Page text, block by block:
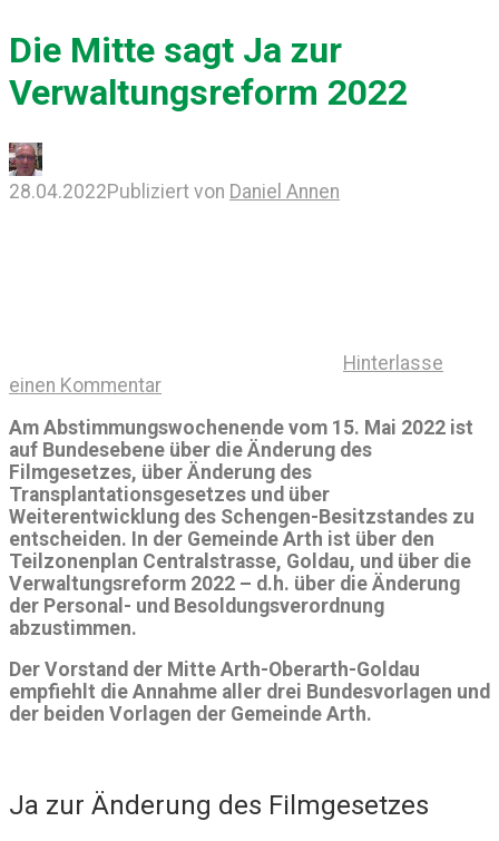
Die Mitte sagt Ja zur
Verwaltungsreform 2022
28.04.2022Publiziert von Daniel Annen
Hinterlasse
einen Kommentar
Am Abstimmungswochenende vom 15. Mai 2022 ist
auf Bundesebene über die Änderung des
Filmgesetzes, über Änderung des
Transplantationsgesetzes und über
Weiterentwicklung des Schengen-Besitzstandes zu
entscheiden. In der Gemeinde Arth ist über den
Teilzonenplan Centralstrasse, Goldau, und über die
Verwaltungsreform 2022 – d.h. über die Änderung
der Personal- und Besoldungsverordnung
abzustimmen.
Der Vorstand der Mitte Arth-Oberarth-Goldau
empfiehlt die Annahme aller drei Bundesvorlagen und
der beiden Vorlagen der Gemeinde Arth.
Ja zur Änderung des Filmgesetzes